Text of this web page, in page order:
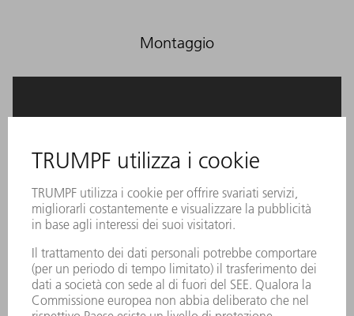
Montaggio
Oseon integra le postazioni di montaggio in formato digitale
nella produzione. Le istruzioni per l'esercizio e i disegni 3D